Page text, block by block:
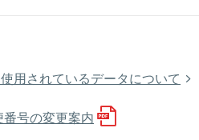
用されているデータについて
号の変更案内